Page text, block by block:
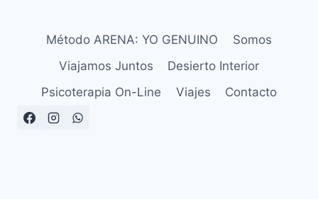
Método ARENA: YO GENUINO
Somos
Viajamos Juntos
Desierto Interior
Psicoterapia On-Line
Viajes Contacto